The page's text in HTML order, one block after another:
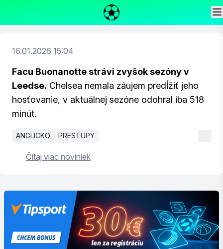
16.01.2026 15:04
Facu Buonanotte strávi zvyšok sezóny v
Leedse. Chelsea nemala záujem predĺžiť jeho
hosťovanie, v aktuálnej sezóne odohral iba 518
minút.
ANGLICKO PRESTUPY
Čítaj viac noviniek